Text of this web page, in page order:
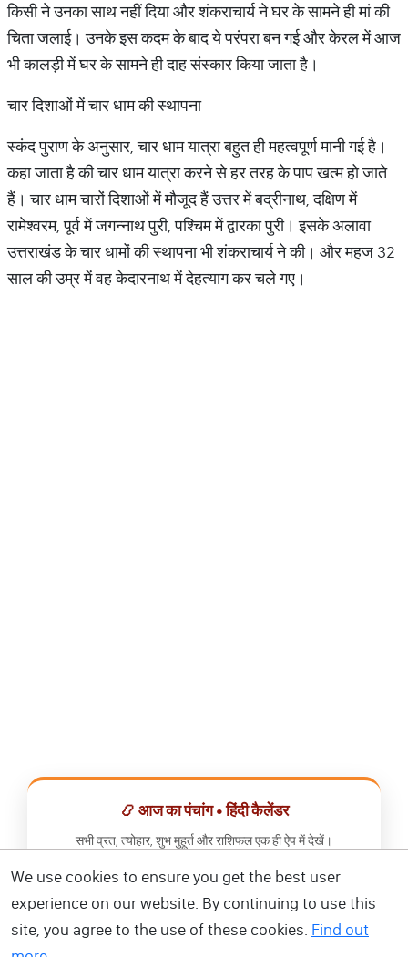
किसी ने उनका साथ नहीं दिया और शंकराचार्य ने घर के सामने ही मां की
चिता जलाई। उनके इस कदम के बाद ये परंपरा बन गई और केरल में आज
भी कालड़ी में घर के सामने ही दाह संस्कार किया जाता है।
चार दिशाओं में चार धाम की स्थापना
स्कंद पुराण के अनुसार, चार धाम यात्रा बहुत ही महत्वपूर्ण मानी गई है।
कहा जाता है की चार धाम यात्रा करने से हर तरह के पाप खत्म हो जाते
हैं। चार धाम चारों दिशाओं में मौजूद हैं उत्तर में बद्रीनाथ, दक्षिण में
रामेश्वरम, पूर्व में जगन्नाथ पुरी, पश्चिम में द्वारका पुरी। इसके अलावा
उत्तराखंड के चार धामों की स्थापना भी शंकराचार्य ने की। और महज 32
साल की उम्र में वह केदारनाथ में देहत्याग कर चले गए।
📿 आज का पंचांग • हिंदी कैलेंडर
सभी व्रत, त्योहार, शुभ मुहूर्त और राशिफल एक ही ऐप में देखें।
📅 हिंदी कैलेंडर ऐप डाउनलोड करें
We use cookies to ensure you get the best user
experience on our website. By continuing to use this
site, you agree to the use of these cookies. Find out